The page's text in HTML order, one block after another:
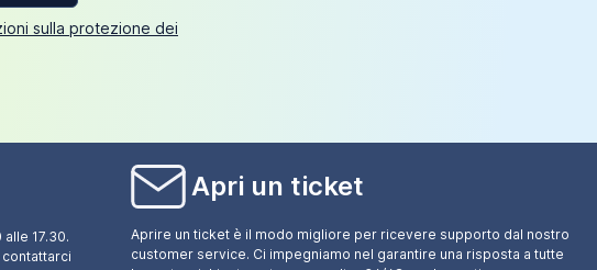
sulla protezione dei
17.30.
Apri un ticket
Aprire un ticket è il modo migliore per ricevere supporto dal nostro
customer service. Ci impegniamo nel garantire una risposta a tutte